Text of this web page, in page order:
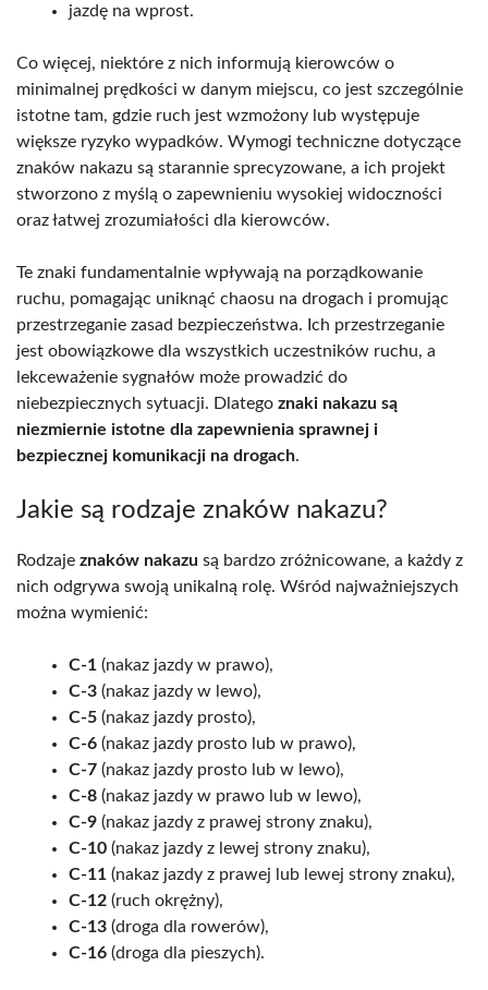
jazdę na wprost.
Co więcej, niektóre z nich informują kierowców o
minimalnej prędkości w danym miejscu, co jest szczególnie
istotne tam, gdzie ruch jest wzmożony lub występuje
większe ryzyko wypadków. Wymogi techniczne dotyczące
znaków nakazu są starannie sprecyzowane, a ich projekt
stworzono z myślą o zapewnieniu wysokiej widoczności
oraz łatwej zrozumiałości dla kierowców.
Te znaki fundamentalnie wpływają na porządkowanie
ruchu, pomagając uniknąć chaosu na drogach i promując
przestrzeganie zasad bezpieczeństwa. Ich przestrzeganie
jest obowiązkowe dla wszystkich uczestników ruchu, a
lekceważenie sygnałów może prowadzić do
niebezpiecznych sytuacji. Dlatego znaki nakazu są
niezmiernie istotne dla zapewnienia sprawnej i
bezpiecznej komunikacji na drogach.
Jakie są rodzaje znaków nakazu?
Rodzaje znaków nakazu są bardzo zróżnicowane, a każdy z
nich odgrywa swoją unikalną rolę. Wśród najważniejszych
można wymienić:
C-1 (nakaz jazdy w prawo),
C-3 (nakaz jazdy w lewo),
C-5 (nakaz jazdy prosto),
C-6 (nakaz jazdy prosto lub w prawo),
C-7 (nakaz jazdy prosto lub w lewo),
C-8 (nakaz jazdy w prawo lub w lewo),
C-9 (nakaz jazdy z prawej strony znaku),
C-10 (nakaz jazdy z lewej strony znaku),
C-11 (nakaz jazdy z prawej lub lewej strony znaku),
C-12 (ruch okrężny),
C-13 (droga dla rowerów),
C-16 (droga dla pieszych).